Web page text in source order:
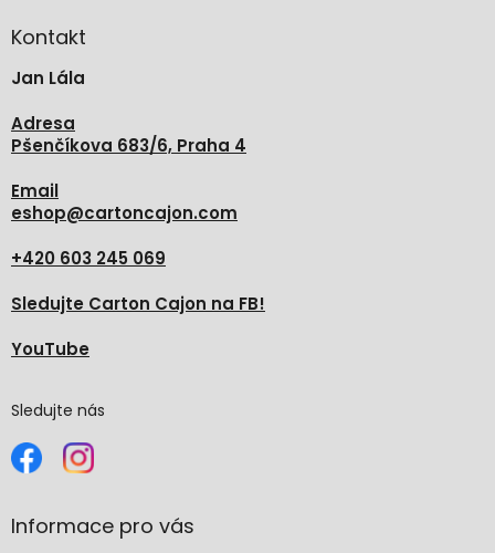
aKontakt
Jan Lála
Adresa
Pšenčíkova 683/6, Praha 4
Email
eshop@cartoncajon.com
+420 603 245 069
Sledujte Carton Cajon na FB!
YouTube
Sledujte nás
Informace pro vás